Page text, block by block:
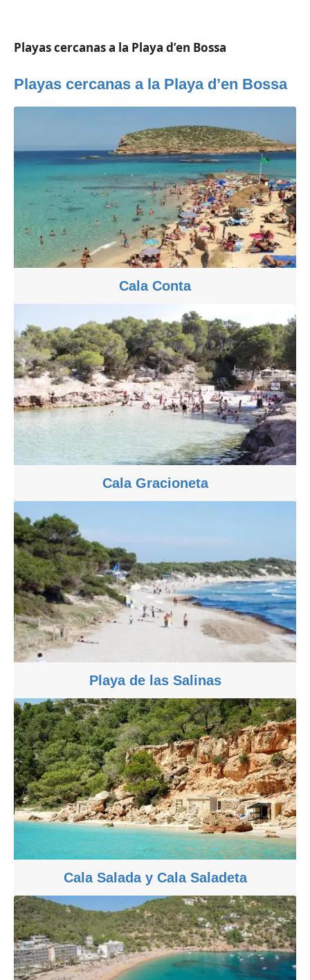
Playas cercanas a la Playa d’en Bossa
Playas cercanas a la Playa d’en Bossa
Cala Conta
Cala Gracioneta
Playa de las Salinas
Cala Salada y Cala Saladeta